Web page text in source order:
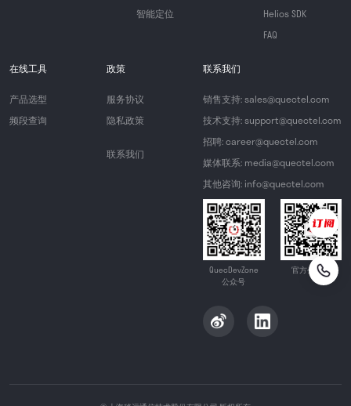
智能定位
Helios SDK
FAQ
在线工具
产品选型
频段查询
政策
服务协议
隐私政策
联系我们
联系我们
销售支持: sales@quectel.com
技术支持: support@quectel.com
招聘: career@quectel.com
媒体联系: media@quectel.com
其他咨询: info@quectel.com
QuecDevZone
公众号
官方公众号